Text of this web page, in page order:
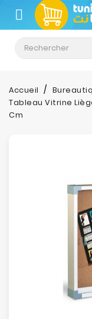
CATÉGORIE
Climatisation
Informatique
Téléphonie
Electroménager
Accueil
Tableau Vitrine
Cm